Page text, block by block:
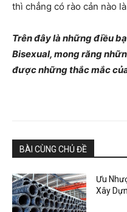
thì chẳng có rào cản nào
Trên đây là những điều
Bisexual, mong răng
được những thắc mắc
BÀI CÙNG CHỦ ĐỀ
Ưu
Xây